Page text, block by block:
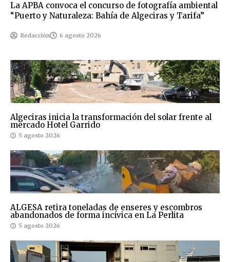
La APBA convoca el concurso de fotografía ambiental
“Puerto y Naturaleza: Bahía de Algeciras y Tarifa”
Redacción 6 agosto 2026
Algeciras inicia la transformación del solar frente al
mercado Hotel Garrido
5 agosto 2026
ALGESA retira toneladas de enseres y escombros
abandonados de forma incívica en La Perlita
5 agosto 2026